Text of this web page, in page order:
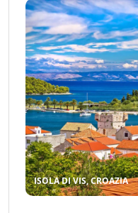
ISOLA DI VIS, CROAZIA